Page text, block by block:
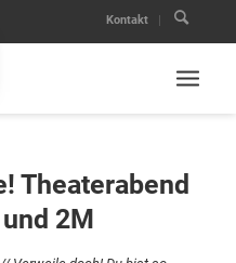
Kontakt
Theaterabend
2M